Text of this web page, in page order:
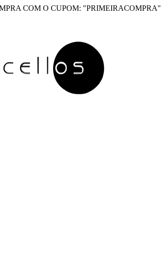
COM O CUPOM: "PRIMEIRACOMPRA"